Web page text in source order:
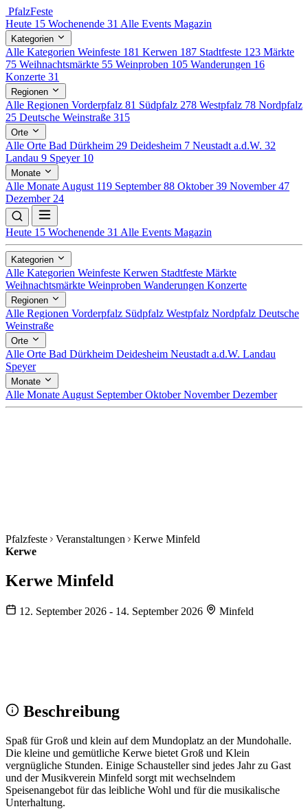
PfalzFeste
Heute 15 Wochenende 31 Alle Events Magazin
Kategorien
Alle Kategorien Weinfeste 181 Kerwen 187 Stadtfeste 123 Märkte
75 Weihnachtsmärkte 55 Weinproben 105 Wanderungen 16
Konzerte 31
Regionen
Alle Regionen Vorderpfalz 81 Südpfalz 278 Westpfalz 78 Nordpfalz
25 Deutsche Weinstraße 315
Orte
Alle Orte Bad Dürkheim 29 Deidesheim 7 Neustadt a.d.W. 32
Landau 9 Speyer 10
Monate
Alle Monate August 119 September88 Oktober39 November47
Dezember 24
Heute 15 Wochenende 31 Alle Events Magazin
Kategorien
Alle Kategorien Weinfeste Kerwen Stadtfeste Märkte
Weihnachtsmärkte Weinproben Wanderungen Konzerte
Regionen
Alle Regionen Vorderpfalz Südpfalz Westpfalz Nordpfalz Deutsche
Weinstraße
Orte
Alle Orte Bad Dürkheim Deidesheim Neustadt a.d.W. Landau
Speyer
Monate
Alle Monate August SeptemberOktoberNovemberDezember
Pfalzfeste Veranstaltungen
Kerwe Minfeld
Kerwe
Kerwe Minfeld
12. September 2026 - 14. September 2026 Minfeld
Beschreibung
Spaß für Groß und klein auf dem Mundoplatz an der Mundohalle.
Die kleine und gemütliche Kerwe bietet Groß und Klein
vergnügliche Stunden. Einige Schausteller sind jedes Jahr zu Gast
und der Musikverein Minfeld sorgt mit wechselndem
Speisenangebot für das leibliche Wohl und für die musikalische
Unterhaltung.